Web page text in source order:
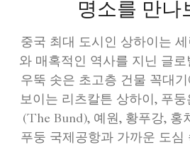
명소를 만나
중국 최대 도시인 상하이는 세
와 매혹적인 역사를 지닌 글
우뚝 솟은 초고층 건물 꼭대
보이는 리츠칼튼 상하이, 푸
(The Bund), 예원, 황푸강, 홍
푸둥 국제공항과 가까운 도심